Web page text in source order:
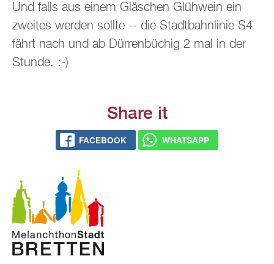
Und falls aus einem Gläs­chen Glüh­wein ein
zwei­tes wer­den soll­te -- die Stadt­bahn­li­nie S4
fährt nach und ab Dür­ren­bü­chig 2 mal in der
Stun­de. :-)
Share it
FACE­BOOK WHATS­APP